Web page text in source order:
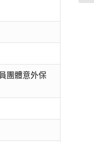
團體意外保